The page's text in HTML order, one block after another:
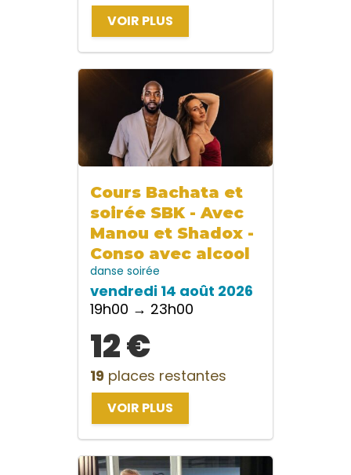
VOIR PLUS
Cours Bachata et
soirée SBK - Avec
Manou et Shadox -
Conso avec alcool
danse soirée
vendredi 14 août 2026
19h00 → 23h00
12 €
19 places restantes
VOIR PLUS